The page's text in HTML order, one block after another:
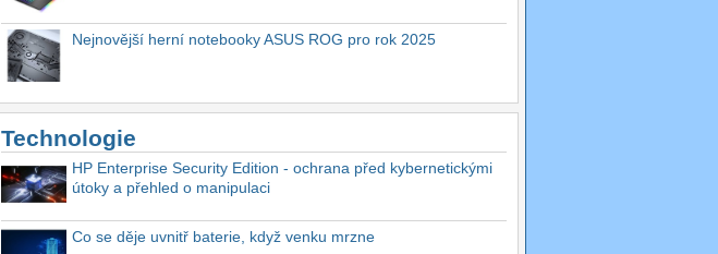
Nejnovější herní notebooky ASUS ROG pro rok 2025
Technologie
HP Enterprise Security Edition - ochrana před kybernetickými
útoky a přehled o manipulaci
Co se děje uvnitř baterie, když venku mrzne